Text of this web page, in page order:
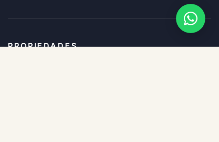
PROPIEDADES